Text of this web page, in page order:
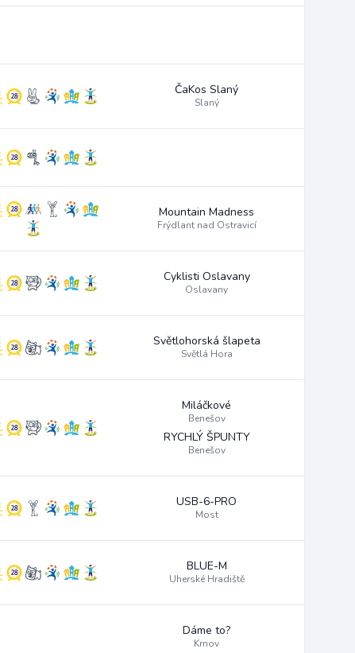
ČaKos Slaný
Slaný
Mountain Madness
Frýdlant nad Ostravicí
Cyklisti Oslavany
Oslavany
Světlohorská šlapeta
Světlá Hora
Miláčkové
Benešov
RYCHLÝ ŠPUNTY
Benešov
USB-6-PRO
Most
BLUE-M
Uherské Hradiště
Dáme to?
Krnov